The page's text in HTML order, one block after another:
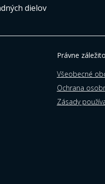
dielov
Právne
Všeobecné
Ochrana
Zásady